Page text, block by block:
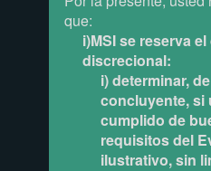
que:
i)MSI se reserva
discrecional:
i) determinar,
concluyente, si
cumplido de
requisitos del
ilustrativo, sin